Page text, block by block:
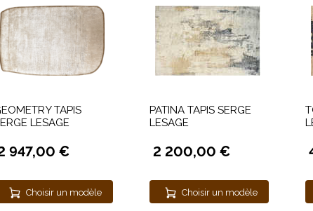
TAPIS
LESAGE
947,00 €
Choisir un modèle
PATINA TAPIS SERGE
LESAGE
2 200,00 €
Choisir un modèle